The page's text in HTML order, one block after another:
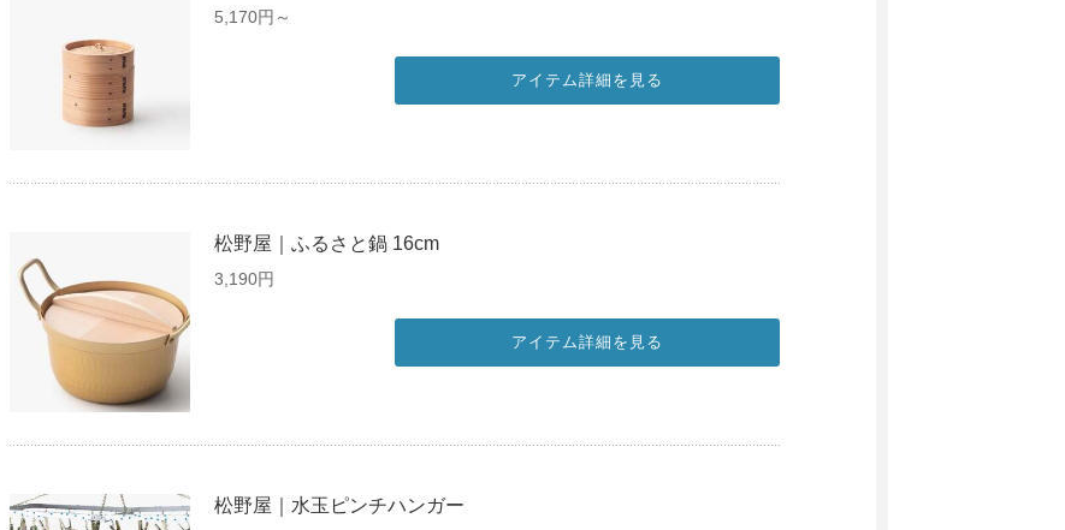
5,170円～
アイテム詳細を見る
松野屋｜ふるさと鍋 16cm
3,190円
アイテム詳細を見る
松野屋｜水玉ピンチハンガー